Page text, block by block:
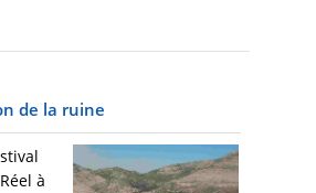
de la ruine
à